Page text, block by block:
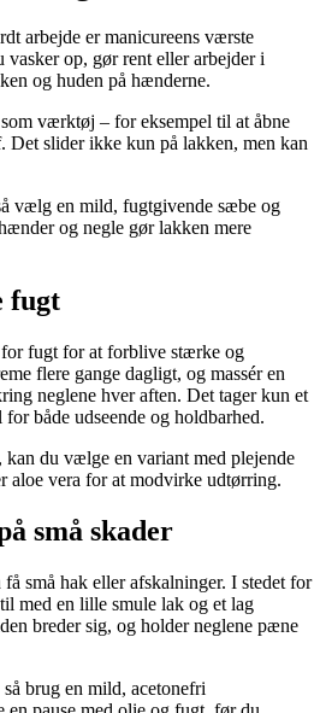
arbejde er manicureens værste
vasker op, gør rent eller arbejder i
og huden på hænderne.
værktøj – for eksempel til at åbne
Det slider ikke kun på lakken, men kan
vælg en mild, fugtgivende sæbe og
og negle gør lakken mere
fugt
fugt for at forblive stærke og
flere gange dagligt, og massér en
neglene hver aften. Det tager kun et
både udseende og holdbarhed.
du vælge en variant med plejende
aloe vera for at modvirke udtørring.
små skader
små hak eller afskalninger. I stedet for
med en lille smule lak og et lag
breder sig, og holder neglene pæne
brug en mild, acetonefri